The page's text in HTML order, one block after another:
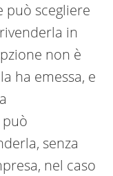
può scegliere
in
non è
ha emessa, e
senza
nel caso